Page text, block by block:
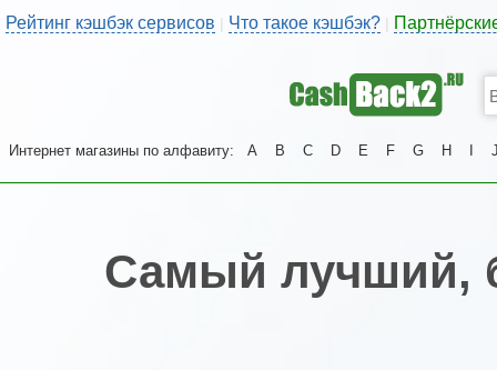
Рейтинг кэшбэк сервисов | Что такое кэшбэк?
Интернет магазины по алфавиту: A B C D E F G H
Самый лучший,